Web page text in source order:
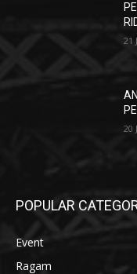
21
20
POPULAR
Event
Ragam